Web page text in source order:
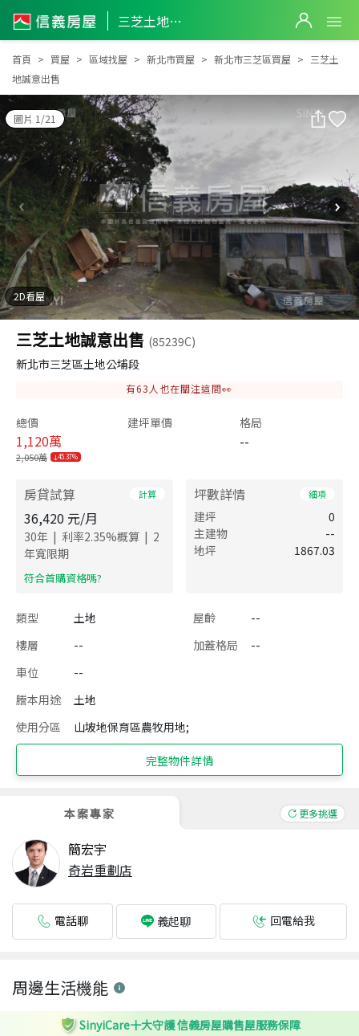
三芝土地誠意出售
三芝土地誠意出售
首頁 買屋 區域找屋 新北市買屋 新北市三芝區買屋
三芝土
地誠意出售
圖片 1/21
2D看屋
三芝土地誠意出售 (85239C)
新北市三芝區土地公埔段
有63 人也在關注這間👀
總價
1,120萬
2,050萬 45.37%
建坪單價 格局
--
房貸試算 計算
36,420 元/月
30年 | 利率2.35%概算 | 2
年寬限期
​符合首購資格嗎?
坪數詳情 細項
建坪
0
主建物
--
地坪
1867.03
類型 土地 屋齡
--
樓層
-- 加蓋格局
--
車位
--
謄本用途
土地
使用分區
山坡地保育區農牧用地;
完整物件詳情
本案專家 更多挑選
簡宏宇
奇岩重劃店
電話聊 義起聊 回電給我
周邊生活機能
SinyiCare十大守護 信義房屋購售屋服務保障